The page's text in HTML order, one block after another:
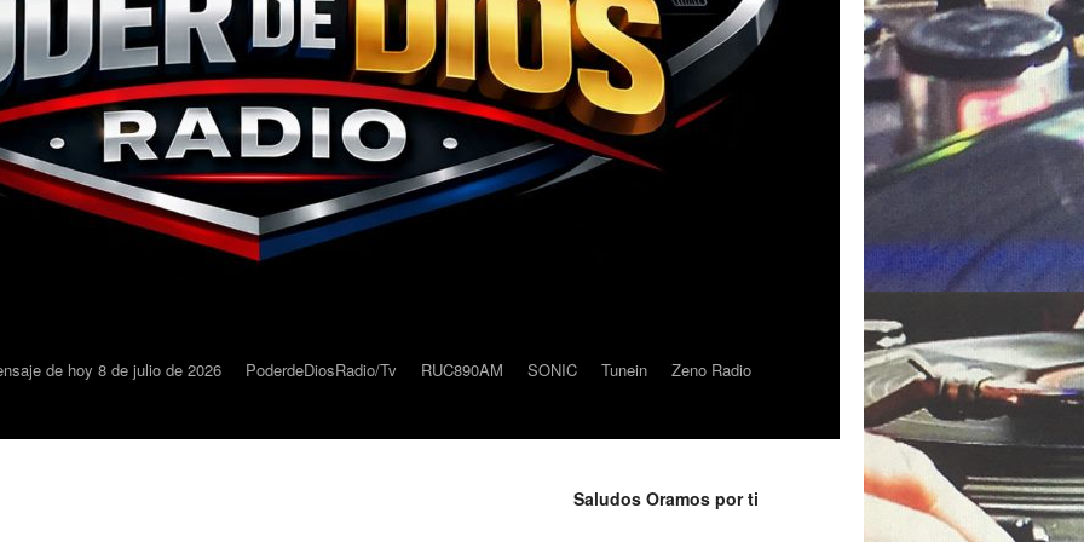
de hoy 8 de julio de 2026 PoderdeDiosRadio/Tv RUC890AM SONIC Tunein
Zeno Radio
Saludos Oramos por ti